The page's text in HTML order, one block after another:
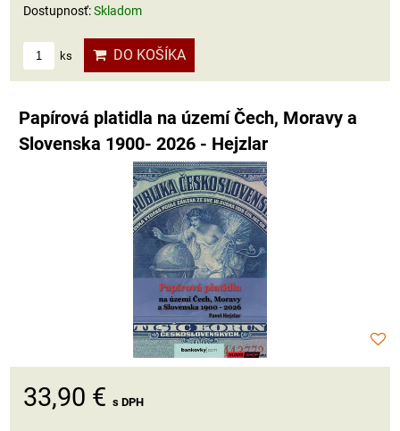
Dostupnosť:Skladom
ks DO KOŠÍKA
Papírová platidla na území Čech, Moravy a
Slovenska 1900- 2026 - Hejzlar
33,90 € s DPH